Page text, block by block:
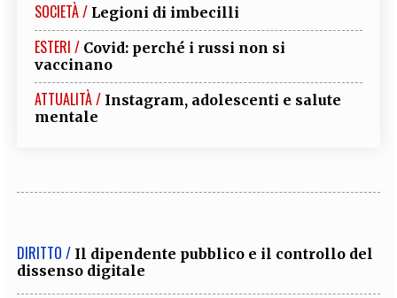
SOCIETÀ / Legioni di imbecilli
ESTERI / Covid: perché i russi non si
vaccinano
ATTUALITÀ / Instagram, adolescenti e salute
mentale
DIRITTO / Il dipendente pubblico e il controllo del
dissenso digitale